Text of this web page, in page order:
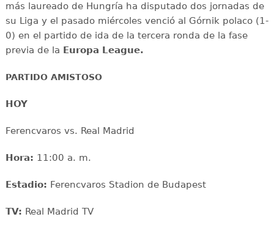
más laureado de Hungría ha disputado dos jornadas de
su Liga y el pasado miércoles venció al Górnik polaco (1-
0) en el partido de ida de la tercera ronda de la fase
previa de la Europa League.
PARTIDO AMISTOSO
HOY
Ferencvaros vs. Real Madrid
Hora: 11:00 a. m.
Estadio: Ferencvaros Stadion de Budapest
TV: Real Madrid TV